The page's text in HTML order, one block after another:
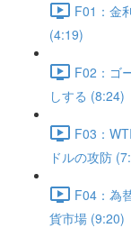
F01：金
(4:19)
F02：ゴ
しする (8:24)
F03：
ドルの攻防
F04：為
貨市場 (9:20)